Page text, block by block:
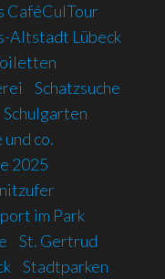
CaféCulTour
Altstadt Lübeck
Schatzsuche
Schulgarten
co.
2025
im Park
St. Gertrud
Stadtparken